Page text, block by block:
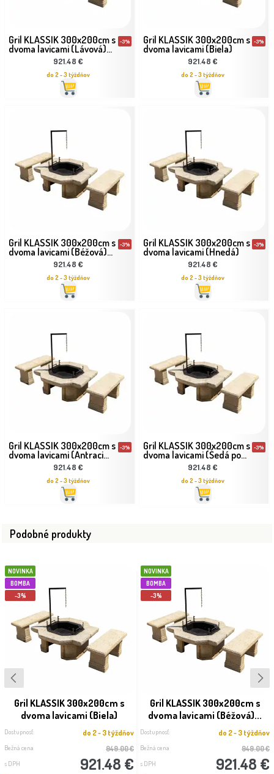
Gril KLASSIK 300x200cm s
dvoma lavicami (Lávová)...
-3%
921.48 €
do 2 - 3 týždňov
Gril KLASSIK 300x200cm s
dvoma lavicami (Biela)
-3%
921.48 €
do 2 - 3 týždňov
Gril KLASSIK 300x200cm s
dvoma lavicami (Béžová)...
-3%
921.48 €
do 2 - 3 týždňov
Gril KLASSIK 300x200cm s
dvoma lavicami (Hnedá)
-3%
921.48 €
do 2 - 3 týždňov
Gril KLASSIK 300x200cm s
dvoma lavicami (Antraci...
-3%
921.48 €
do 2 - 3 týždňov
Gril KLASSIK 300x200cm s
dvoma lavicami (Šedá po...
-3%
921.48 €
do 2 - 3 týždňov
Podobné produkty
NOVINKA
BOMBA
-3%
Gril KLASSIK 300x200cm s
dvoma lavicami (Biela)
Dostupnosť: do 2 - 3 týždňov
Bežná cena 949.00 €
s DPH 921.48 €
NOVINKA
BOMBA
-3%
Gril KLASSIK 300x200cm s
dvoma lavicami (Béžová)...
Dostupnosť: do 2 - 3 týždňov
Bežná cena 949.00 €
s DPH 921.48 €